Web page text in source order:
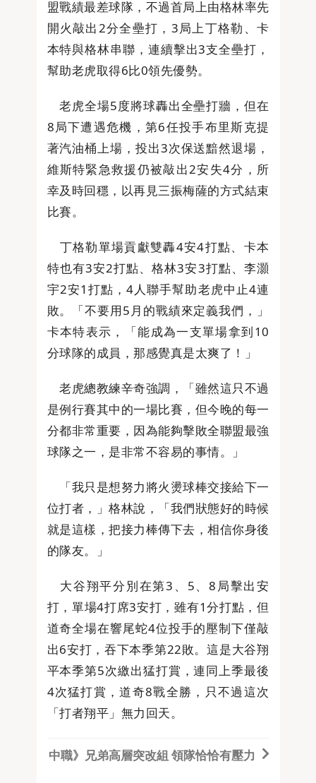
盟戰績最差球隊，不過首局上由格林率先
開火敲出2分全壘打，3局上丁格勒、卡
本特與格林串聯，連續擊出3支全壘打，
幫助老虎取得6比0領先優勢。
老虎全場5度將球轟出全壘打牆，但在
8局下遭遇危機，第6任投手布里斯克提
著汽油桶上場，投出3次保送黯然退場，
維斯特緊急救援仍被敲出2安失4分，所
幸及時回穩，以再見三振梅薩的方式結束
比賽。
丁格勒單場貢獻雙轟4安4打點、卡本
特也有3安2打點、格林3安3打點、李灝
宇2安1打點，4人聯手幫助老虎中止4連
敗。「不要用5月的戰績來定義我們，」
卡本特表示，「能成為一支單場拿到10
分球隊的成員，那感覺真是太爽了！」
老虎總教練辛奇強調，「雖然這只不過
是例行賽其中的一場比賽，但今晚的每一
分都非常重要，因為能夠擊敗全聯盟最強
球隊之一，是非常不容易的事情。」
「我只是想努力將火燙球棒交接給下一
位打者，」格林說，「我們狀態好的時候
就是這樣，把接力棒傳下去，相信你身後
的隊友。」
大谷翔平分別在第3、5、8局擊出安
打，單場4打席3安打，雖有1分打點，但
道奇全場在響尾蛇4位投手的壓制下僅敲
出6安打，吞下本季第22敗。這是大谷翔
平本季第5次繳出猛打賞，連同上季最後
4次猛打賞，道奇8戰全勝，只不過這次
「打者翔平」無力回天。
中職》兄弟高層突改組 領隊恰恰有壓力